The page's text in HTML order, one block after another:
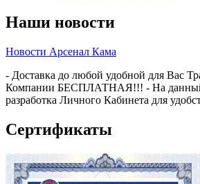
Наши новости
Новости Арсенал Кама
- Доставка до любой удобной для Вас
Компании БЕСПЛАТНАЯ!!! - На данный
разработка Личного Кабинета для
Сертификаты